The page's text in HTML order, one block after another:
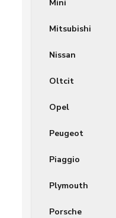
Mini
Mitsubishi
Nissan
Oltcit
Opel
Peugeot
Piaggio
Plymouth
Porsche